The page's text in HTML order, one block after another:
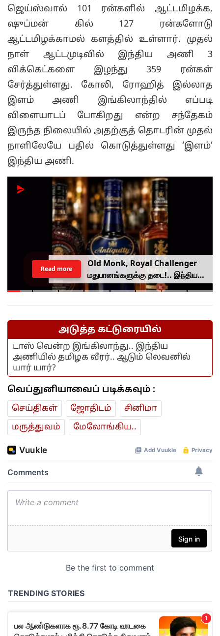
ஜெய்ஸ்வால் 101 ரன்களில் ஆட்டமிழக்க,
ஷுப்மன் கில் 127 ரன்களோடு
ஆட்டமிழக்காமல் களத்தில் உள்ளார். முதல்
நாள் ஆட்டமுடிவில் இந்திய அணி 3
விக்கெட்களை இழந்து 359 ரன்கள்
சேர்த்துள்ளது. கோலி, ரோஹித் இல்லாத
இளம் அணி இங்கிலாந்தில் எப்படி
விளையாடப் போகிறது என்ற சந்தேகம்
இருந்த நிலையில் அதற்குத் தொடரின் முதல்
நாளிலேயே பதில் கொடுத்துள்ளது ‘இளம்’
இந்திய அணி.
Old Monk, Royal Challenger
மதுபானங்களுக்கு தடை!.. இந்திய
உணவு பாதுகாப்பு ஆணையம் அதிரடி.
Read more
அடுத்த கட்டுரையில்
டாஸ் வென்ற இங்கிலாந்து.. இந்திய
அணியில் தமிழக வீரர்.. ஆடும் லெவனில்
யார் யார்?
வெப்துனியாவைப் படிக்கவும் :
செய்திகள் ஜோ‌திட‌ம்
சினிமா
மரு‌த்துவ‌ம்
மேலோங்கிய..